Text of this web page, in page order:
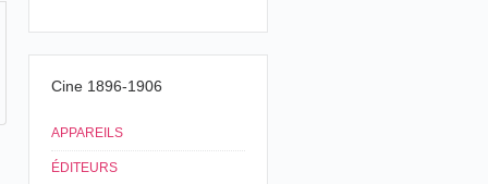
Cine 1896-1906
APPAREILS
ÉDITEURS